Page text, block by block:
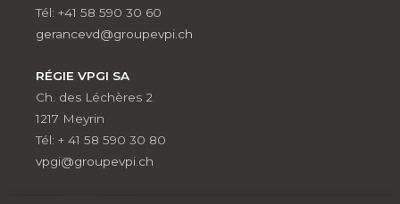
Tél: +41 58 590 30 60
gerancevd@groupevpi.ch
RÉGIE VPGI SA
Ch. des Léchères 2
1217 Meyrin
Tél: + 41 58 590 30 80
vpgi@groupevpi.ch